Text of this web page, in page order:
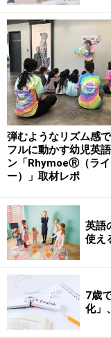
弾むようなリズム感
フルに動かす幼児英
ン「RhymoeⓇ（ラ
ー）」取材レポ
英語
使え
7歳
化」